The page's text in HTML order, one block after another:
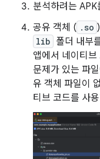
분석하려는
공유 객체 ( .so
lib 폴더 내부
앱에서 네이티
문제가 있는 파
유 객체 파일이
티브 코드를 사